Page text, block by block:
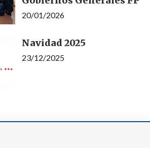
20/01/2026
Navidad 2025
23/12/2025